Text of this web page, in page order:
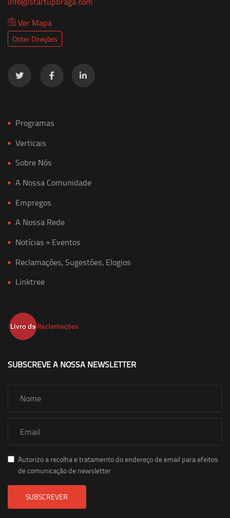
Ver Mapa
Obter Direções
Programas
Verticais
Sobre Nós
A Nossa Comunidade
Empregos
A Nossa Rede
Notícias + Eventos
Reclamações, Sugestões, Elogios
Linktree
SUBSCREVE A NOSSA NEWSLETTER
Autorizo a recolha e tratamento do endereço de email para efeitos
de comunicação de newsletter
SUBSCREVER